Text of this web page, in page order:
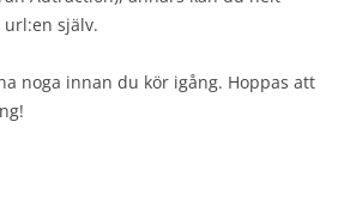
själv.
noga innan du kör igång. Hoppas att